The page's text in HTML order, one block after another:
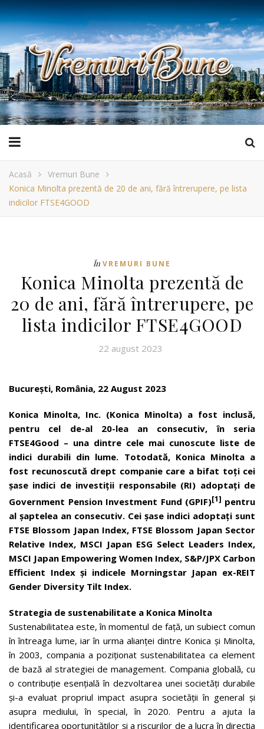
Acasă
Vremuri Bune
Konica Minolta prezentă de 20 de ani, fără întrerupere, pe lista
indicilor FTSE4GOOD
În VREMURI BUNE
Konica Minolta prezentă de
20 de ani, fără întrerupere, pe
lista indicilor FTSE4GOOD
22 august 2023
București, România, 22 August 2023
Konica Minolta, Inc. (Konica Minolta) a fost inclusă,
pentru cel de-al 20-lea an consecutiv, în seria
FTSE4Good – una dintre cele mai cunoscute liste de
indici durabili din lume. Totodată, Konica Minolta a
fost recunoscută drept companie care a bifat toți cei
șase indici de investiții responsabile (RI) adoptați de
Government Pension Investment Fund (GPIF)[1] pentru
al șaptelea an consecutiv. Cei șase indici adoptați sunt
FTSE Blossom Japan Index, FTSE Blossom Japan Sector
Relative Index, MSCI Japan ESG Select Leaders Index,
MSCI Japan Empowering Women Index, S&P/JPX Carbon
Efficient Index și indicele Morningstar Japan ex-REIT
Gender Diversity Tilt Index.
Strategia de sustenabilitate a Konica Minolta
Sustenabilitatea este, în momentul de față, un subiect comun
în întreaga lume, iar în urma alianței dintre Konica și Minolta,
în 2003, compania a poziționat sustenabilitatea ca element
de bază al strategiei de management. Compania globală, cu
o contribuție esențială în dezvoltarea unei societăți durabile
și-a evaluat propriul impact asupra societății în general și
asupra mediului, în special, în 2020. Pentru a ajuta la
identificarea oportunităților și a riscurilor de a lucra în direcția